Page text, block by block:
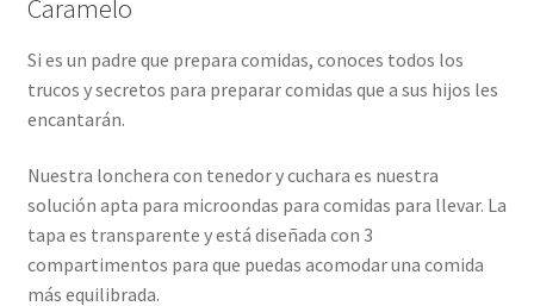
Caramelo
Si es un padre que prepara comidas, conoces todos los
trucos y secretos para preparar comidas que a sus hijos les
encantarán.
Nuestra lonchera con tenedor y cuchara es nuestra
solución apta para microondas para comidas para llevar. La
tapa es transparente y está diseñada con 3
compartimentos para que puedas acomodar una comida
más equilibrada.